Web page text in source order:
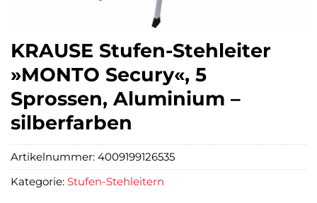
KRAUSE Stufen-Stehleiter
»MONTO Secury«, 5
Sprossen, Aluminium –
silberfarben
Artikelnummer: 4009199126535
Kategorie: Stufen-Stehleitern